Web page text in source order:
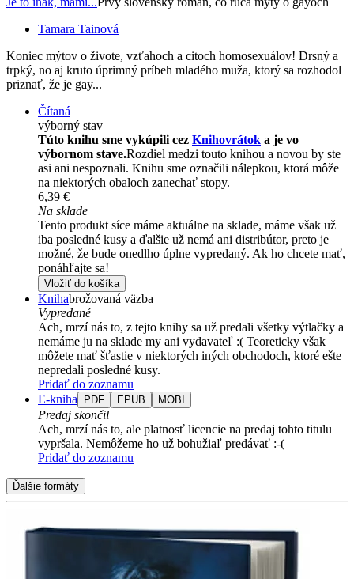
Tamara Tainová
Koniec mýtov o živote, vzťahoch a citoch homosexuálov! Drsný a
trpký, no aj kruto úprimný príbeh mladého muža, ktorý sa rozhodol
priznať, že je gay...
Čítaná
výborný stav
Túto knihu sme vykúpili cez Knihovrátok a je vo
výbornom stave.Rozdiel medzi touto knihou a novou by ste
asi ani nespoznali. Knihu sme označili nálepkou, ktorá môže
na niektorých obaloch zanechať stopy.
6,39 €
Na sklade
Tento produkt síce máme aktuálne na sklade, máme však už
iba posledné kusy a ďalšie už nemá ani distribútor, preto je
možné, že bude onedlho úplne vypredaný. Ak ho chcete mať,
ponáhľajte sa!
Vložiť do košíka
Knihabrožovaná väzba
Vypredané
Ach, mrzí nás to, z tejto knihy sa už predali všetky výtlačky a
nemáme ju na sklade my ani vydavateľ :( Teoreticky však
môžete mať šťastie v niektorých iných obchodoch, ktoré ešte
nepredali posledné kusy.
Pridať do zoznamu
E-kniha
PDF EPUB MOBI
Predaj skončil
Ach, mrzí nás to, ale platnosť licencie na predaj tohto titulu
vypršala. Nemôžeme ho už bohužiaľ predávať :-(
Pridať do zoznamu
Ďalšie formáty